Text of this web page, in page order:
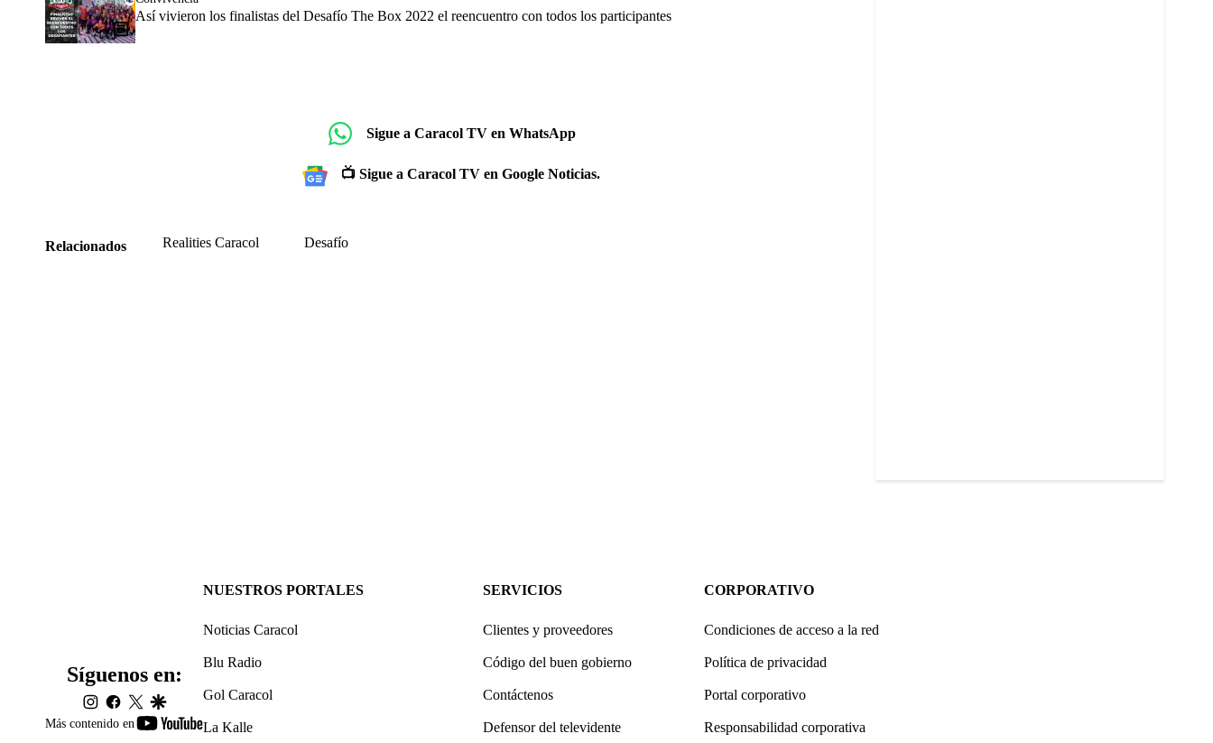
Así vivieron los finalistas del Desafío The Box 2022 el reencuentro con todos los participantes
Sigue a Caracol TV en WhatsApp
📺 Sigue a Caracol TV en Google Noticias.
Relacionados Realities Caracol Desafío
Más contenido en
youtube-
Síguenos en:
instagram
facebook
twittergoogle
NUESTROS PORTALES
Noticias Caracol
Blu Radio
Gol Caracol
La Kalle
SERVICIOS
Clientes y proveedores
Código del buen gobierno
Contáctenos
Defensor del televidente
CORPORATIVO
Condiciones de acceso a la red
Política de privacidad
Portal corporativo
Responsabilidad corporativa